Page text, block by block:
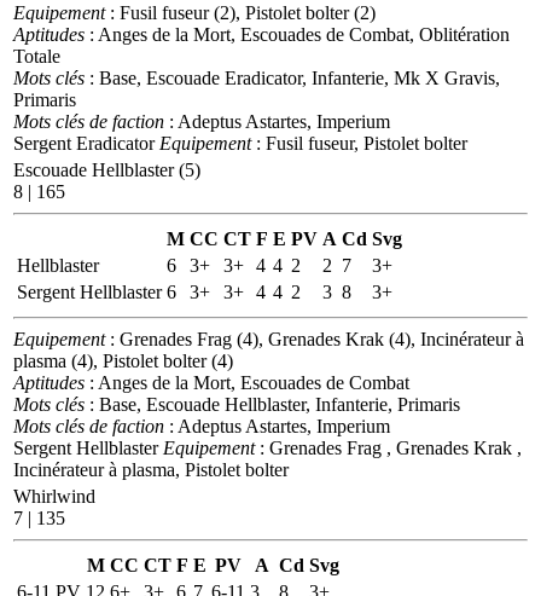
Equipement: Fusil fuseur (2), Pistolet bolter (2)
Aptitudes : Anges de la Mort, Escouades de Combat, Oblitération
Totale
Mots clés : Base, Escouade Eradicator, Infanterie, Mk X Gravis,
Primaris
Mots clés de faction : Adeptus Astartes, Imperium
Sergent Eradicator Equipement: Fusil fuseur, Pistolet bolter
Escouade Hellblaster (5)
8 | 165
M CC CT F E PV A Cd Svg
Hellblaster
6 3+ 3+ 4 4 2 2 7
3+
Sergent Hellblaster 6 3+ 3+ 4 4 2 3 8 3+
Equipement: Grenades Frag (4), Grenades Krak (4), Incinérateur à
plasma (4), Pistolet bolter (4)
Aptitudes : Anges de la Mort, Escouades de Combat
Mots clés : Base, Escouade Hellblaster, Infanterie, Primaris
Mots clés de faction : Adeptus Astartes, Imperium
Sergent Hellblaster Equipement: Grenades Frag , Grenades Krak ,
Incinérateur à plasma, Pistolet bolter
Whirlwind
7 | 135
M CC CT F E PV A Cd Svg
6-11 PV 12 6+ 3+ 6 7 6-11 3 8
3+